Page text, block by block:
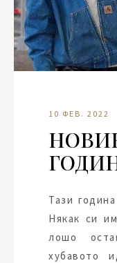
10 ФЕВ. 2022
Тази
Някак си
лошо
хубавото